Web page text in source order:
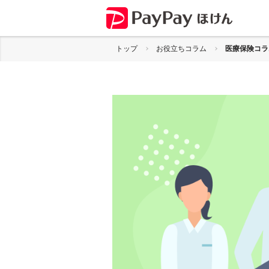
トップ お役立ちコラム 医療保険コ